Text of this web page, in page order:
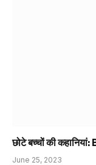
छोटे बच्चों की
June 25, 2023